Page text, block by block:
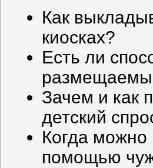
Как
киосках?
Есть ли
Зачем и как
детский
Когда можно
помощью